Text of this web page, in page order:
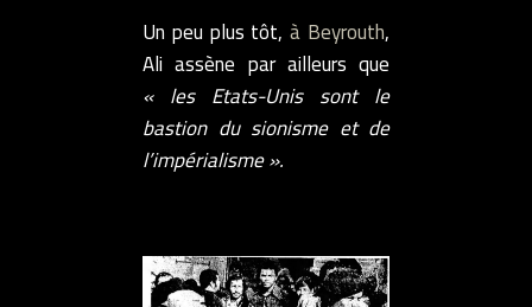
Un peu plus tôt,à Beyrouth,
Ali assène par ailleurs que
« les Etats-Unis sont le
bastion du sionisme et de
l’impérialisme ».